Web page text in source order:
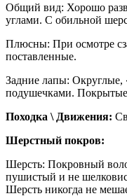
Общий вид: Хорошо
углами. С обильной
Плюсны: При осмотре
поставленные.
Задние лапы:
подушечками.
Походка \ Движения:
Шерстный покров:
Шерсть: Покровный
пушистый и не
Шерсть никогда не